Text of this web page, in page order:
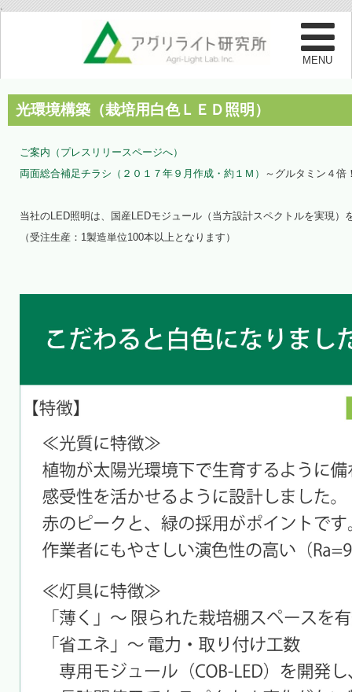
.
光環境構築（栽培用白色ＬＥＤ照明）
ご案内（プレスリリースページへ）
両面総合補足チラシ（２０１７年９月作成・約１Ｍ）
～グルタミン４倍
当社のLED照明は、国産LEDモジュール（当方設計スペクトルを実現
（受注生産：1製造単位100本以上となります）